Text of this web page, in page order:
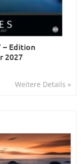
– Edition
2027
Weitere Details »